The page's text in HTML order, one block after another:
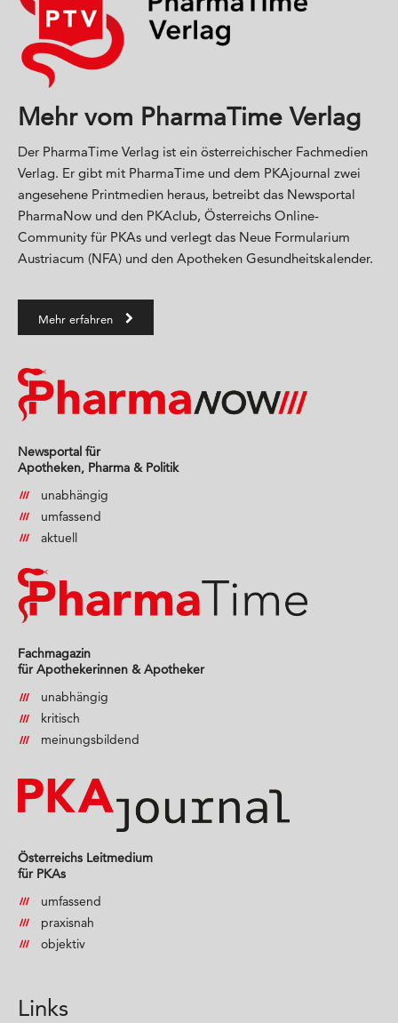
Mehr vom PharmaTime Verlag
Der PharmaTime Verlag ist ein österreichischer Fachmedien
Verlag. Er gibt mit PharmaTime und dem PKAjournal zwei
angesehene Printmedien heraus, betreibt das Newsportal
PharmaNow und den PKAclub, Österreichs Online-
Community für PKAs und verlegt das Neue Formularium
Austriacum (NFA) und den Apotheken Gesundheitskalender.
Mehr erfahren
Newsportal für
Apotheken, Pharma & Politik
unabhängig
umfassend
aktuell
Fachmagazin
für Apothekerinnen & Apotheker
unabhängig
kritisch
meinungsbildend
Österreichs Leitmedium
für PKAs
umfassend
praxisnah
objektiv
Links